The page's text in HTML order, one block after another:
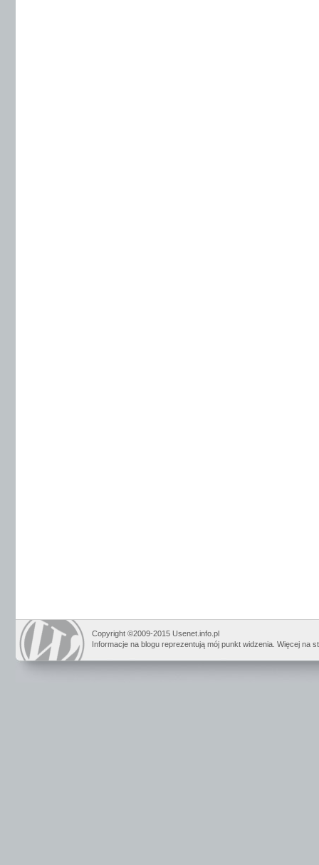
Copyright ©2009-2015 Usenet.info.pl
Informacje na blogu reprezentują mój punkt widzenia. Więcej na